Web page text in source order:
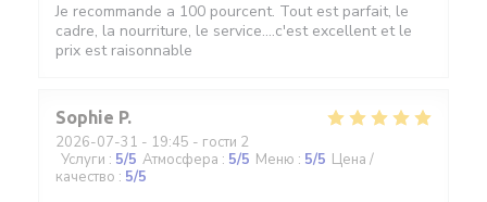
Je recommande a 100 pourcent. Tout est parfait, le
cadre, la nourriture, le service....c'est excellent et le
prix est raisonnable
Sophie P
2026-07-31 - 19:45 - гости 2
Услуги : 5/5 Атмосфера : 5/5 Меню : 5/5 Цена /
качество : 5/5